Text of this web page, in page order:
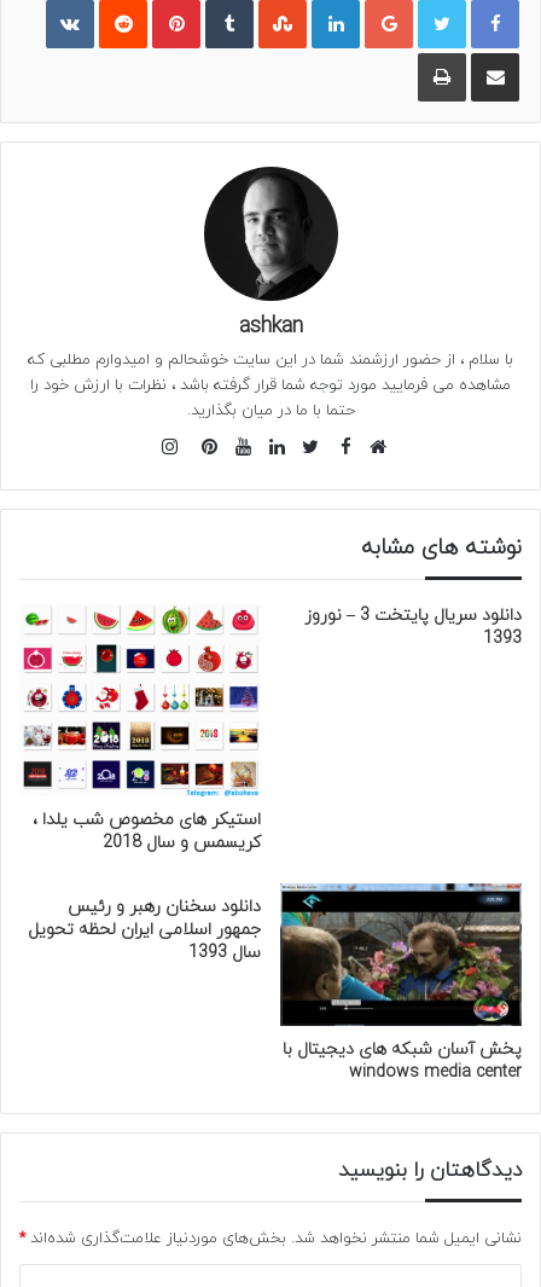
اشتراک گذاری از طریق ایمیل چاپ
ashkan
با سلام ، از حضور ارزشمند شما در این سایت خوشحالم و امیدوارم مطلبی که
مشاهده می فرمایید مورد توجه شما قرار گرفته باشد ، نظرات با ارزش خود را
حتما با ما در میان بگذارید.
فیس
نوشته های مشابه
دانلود سریال پایتخت 3 – نوروز
1393
استیکر های مخصوص شب یلدا ،
کریسمس و سال 2018
پخش آسان شبکه های دیجیتال با
windows media center
دانلود سخنان رهبر و رئیس
جمهور اسلامی ایران لحظه تحویل
سال 1393
دیدگاهتان را بنویسید
نشانی ایمیل شما منتشر نخواهد شد. بخش‌های موردنیاز علامت‌گذاری شده‌اند*